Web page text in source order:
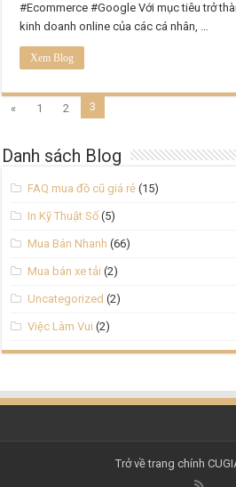
#Ecommerce #Google Với mục tiêu trở
kinh doanh online của các cá nhân, …
Xem Blog
« 1 2 3
Danh sách Blog
FAQ mua đồ cũ giá rẻ (15)
In Kỹ Thuật Số (5)
Mua Bán Nhanh (66)
Mua bán xe tải (2)
Uncategorized (2)
Việc Làm Vui (2)
Trở về trang chính